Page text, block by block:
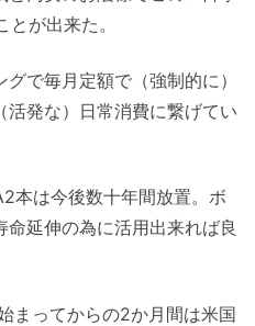
が出来た。
で毎月定額で（強制的に）
活発な）日常消費に繋げてい
本は今後数十年間放置。ボ
延伸の為に活用出来れば良
まってからの2か月間は米国